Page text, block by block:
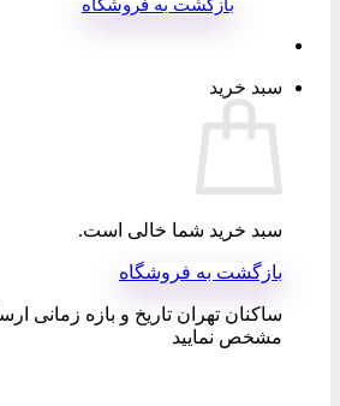
بازگشت به فروشگاه
سبد خرید
سبد خرید شما خالی است.
بازگشت به فروشگاه
ساکنان تهران تاریخ و بازه زمانی
مشخص نمایید